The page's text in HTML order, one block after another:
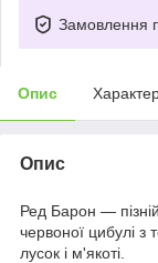
Замовлення
Опис
Опис
Ред Барон —
червоної цибулі
лусок і м'якоті.